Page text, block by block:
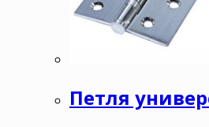
Петля